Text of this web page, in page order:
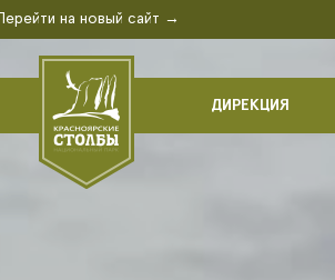
Перейти на новый сайт →
ДИРЕКЦИЯ